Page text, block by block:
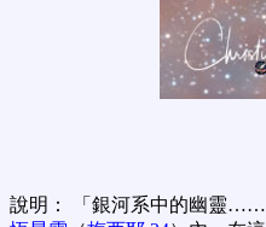
說明： 「銀河系中的幽靈……